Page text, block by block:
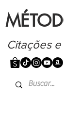
Citações